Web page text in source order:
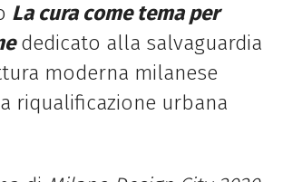
La cura come tema per
dedicato alla salvaguardia
moderna milanese
riqualificazione urbana